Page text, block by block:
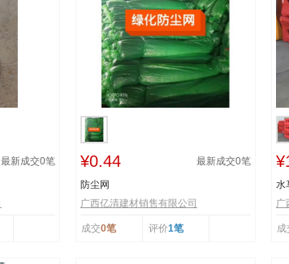
最新成交0笔 ¥0.44 最新成交0笔
防尘网
广西亿清建材销售有限公司
成交0笔 评价1笔
水
广
成